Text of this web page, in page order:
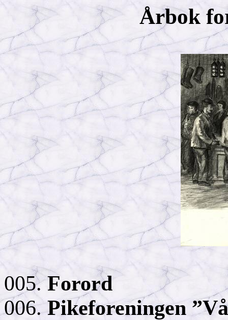
Årbok
005.Forord
006.Pikeforeningen